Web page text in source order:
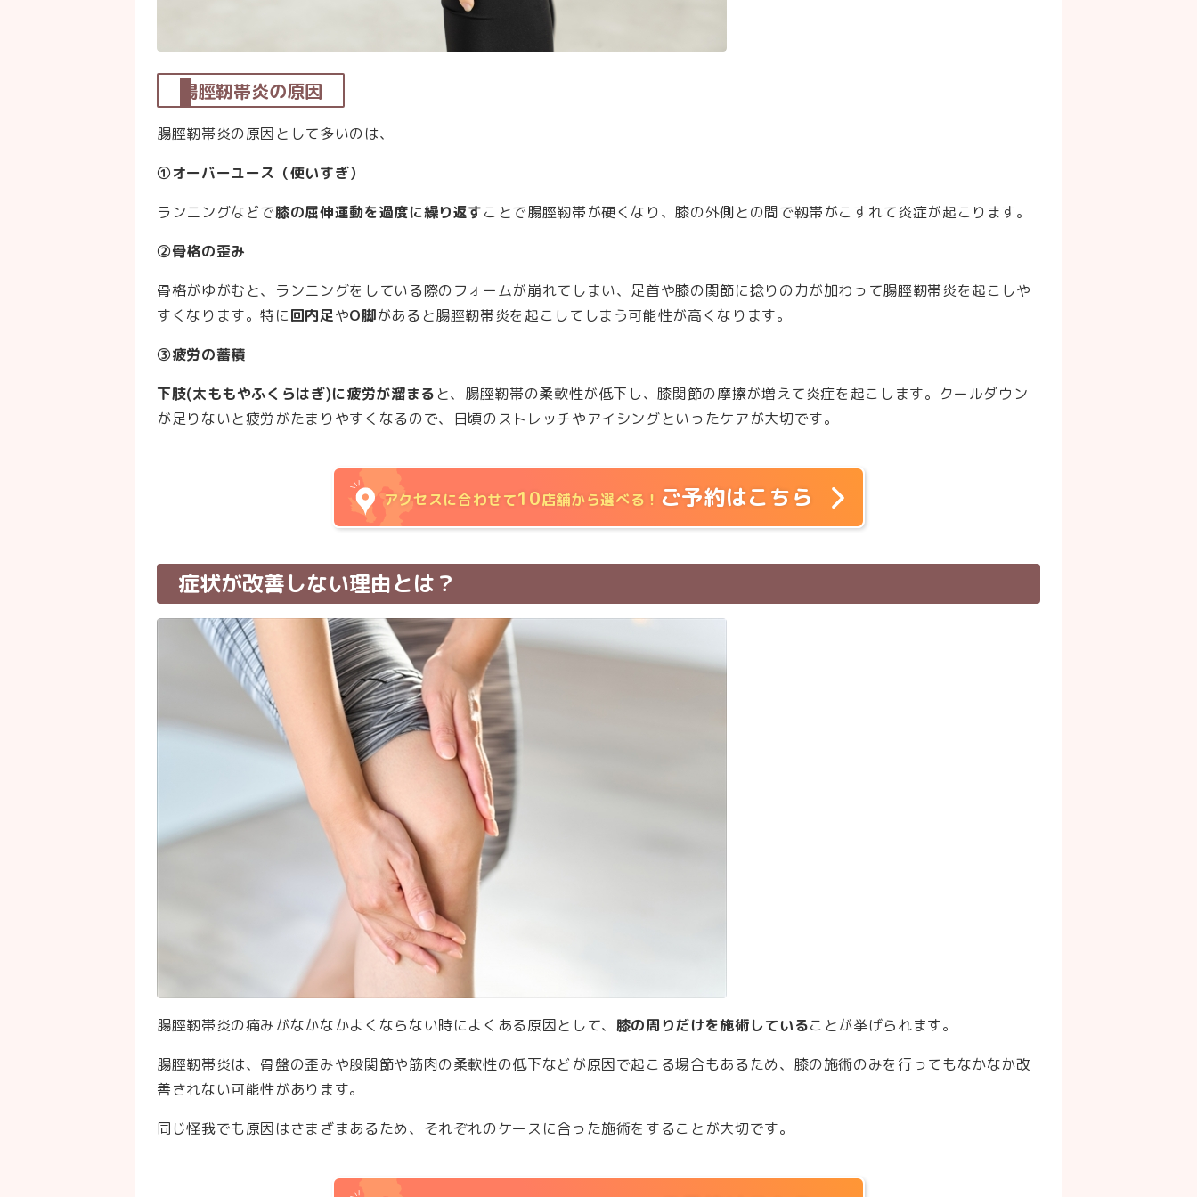
腸脛靭帯炎の原因
腸脛靭帯炎の原因として多いのは、
①オーバーユース（使いすぎ）
ランニングなどで膝の屈伸運動を過度に繰り返すことで腸脛靭帯が硬くなり、膝の外側との間で靱帯がこすれて炎症が起こります。
②骨格の歪み
骨格がゆがむと、ランニングをしている際のフォームが崩れてしまい、足首や膝の関節に捻りの力が加わって腸脛靭帯炎を起こしや
すくなります。特に回内足やO脚があると腸脛靭帯炎を起こしてしまう可能性が高くなります。
③疲労の蓄積
下肢(太ももやふくらはぎ)に疲労が溜まると、腸脛靭帯の柔軟性が低下し、膝関節の摩擦が増えて炎症を起こします。クールダウン
が足りないと疲労がたまりやすくなるので、日頃のストレッチやアイシングといったケアが大切です。
アクセスに合わせて10店舗から選べる！ ご予約はこちら
症状が改善しない理由とは？
腸脛靭帯炎の痛みがなかなかよくならない時によくある原因として、 膝の周りだけを施術していることが挙げられます。
腸脛靭帯炎は、骨盤の歪みや股関節や筋肉の柔軟性の低下などが原因で起こる場合もあるため、膝の施術のみを行ってもなかなか改
善されない可能性があります。
同じ怪我でも原因はさまざまあるため、それぞれのケースに合った施術をすることが大切です。